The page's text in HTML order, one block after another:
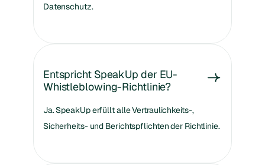
Datenschutz.
Entspricht SpeakUp der EU-
Whistleblowing-Richtlinie?
Ja. SpeakUp erfüllt alle Vertraulichkeits-,
Sicherheits- und Berichtspflichten der Richtlinie.